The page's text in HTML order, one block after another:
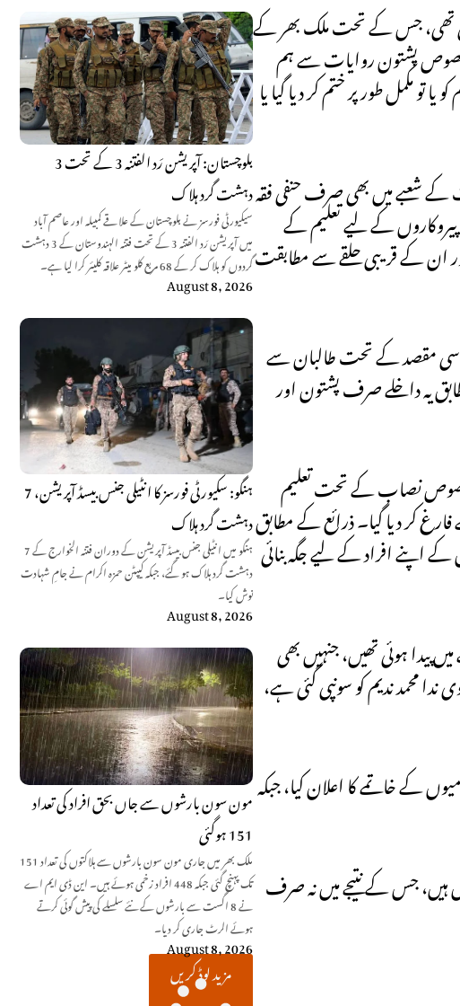
بلوچستان: آپریشن رَد الفتنہ 3 کے تحت 3
دہشت گرد ہلاک
سیکیورٹی فورسز نے بلوچستان کے علاقے کمبیلہ اور عاصم آباد
میں آپریشن رَد الفتنہ 3 کے تحت فتنہ الہندوستان کے 3 دہشت
گردوں کو ہلاک کر کے 68 مربع کلو میٹر علاقہ کلیئر کرا لیا ہے۔
August 8, 2026
ہنگو: سکیورٹی فورسز کا انٹیلی جنس بیسڈ آپریشن، 7
دہشت گرد ہلاک
ہنگو میں انٹیلی جنس بیسڈ آپریشن کے دوران فتنہ الخوارج کے 7
دہشت گرد ہلاک ہو گئے، جبکہ کیپٹن حمزہ اکرام نے جامِ شہادت
نوش کیا۔
August 8, 2026
مون سون بارشوں سے جاں بحق افراد کی تعداد
151 ہوگئی
ملک بھر میں جاری مون سون بارشوں سے ہلاکتوں کی تعداد 151
تک پہنچ گئی جبکہ 448 افراد زخمی ہوئے ہیں۔ این ڈی ایم اے
نے 8 اگست سے بارشوں کے نئے سلسلے کی پیش گوئی کرتے
ہوئے الرٹ جاری کر دیا۔
August 8, 2026
مزید لوڈ کریں
پالیسی متعارف کروائی تھی، جس کے تحت ملک بھر کے
مخصوص پشتون روایات سے ہم
مکمل طور پر ختم کر دیا گیا یا
حذف کیے گئے ہیں۔ اسلامیات کے شعبے میں بھی صرف حنفی فقہ
کے لیے تعلیم کے
ان کے قریبی حلقے سے مطابقت
اسی مقصد کے تحت طالبان سے
یہ داخلے صرف پشتون اور
منتخب طالبان افراد کو، جو اس مخصوص نصاب کے تحت تعلیم
روز 1,136 سرکاری ملازمین کو ملازمتوں سے فارغ کر دیا گیا۔ ذرائع کے مطابق
اپنے افراد کے لیے جگہ بنائی
پیدا ہوئی تھیں، جنہیں بھی
محمد ندیم کو سونپی گئی ہے،
2025 کو طالبان قیادت نے مجموعی طور پر 90 ہزار سرکاری اسامیوں کے خاتمے کا اعلان کیا، جبکہ
ہیں، جس کے نتیجے میں نہ صرف